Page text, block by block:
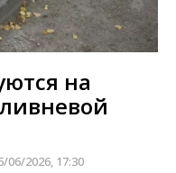
на
06/2026, 17:30